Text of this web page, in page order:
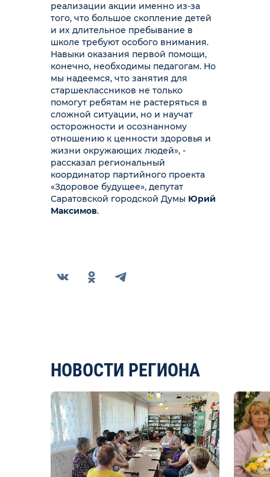
реализации акции именно из-за
того, что большое скопление детей
и их длительное пребывание в
школе требуют особого внимания.
Навыки оказания первой помощи,
конечно, необходимы педагогам. Но
мы надеемся, что занятия для
старшеклассников не только
помогут ребятам не растеряться в
сложной ситуации, но и научат
осторожности и осознанному
отношению к ценности здоровья и
жизни окружающих людей», -
рассказал региональный
координатор партийного проекта
«Здоровое будущее», депутат
Саратовской городской Думы Юрий
Максимов.
НОВОСТИ РЕГИОНА